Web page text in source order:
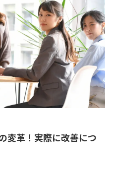
合わせ
保護方針
規約
変革！実際に改善につ